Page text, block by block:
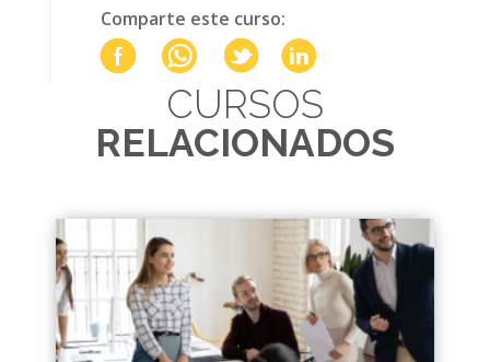
Comparte este curso:
CURSOS
RELACIONADOS